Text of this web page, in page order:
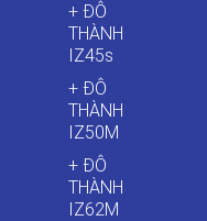
+ ĐÔ
THÀNH
IZ45s
+ ĐÔ
THÀNH
IZ50M
+ ĐÔ
THÀNH
IZ62M